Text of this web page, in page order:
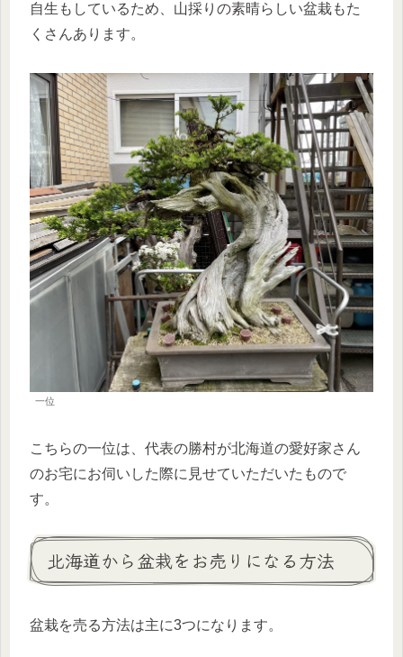
自生もしているため、山採りの素晴らしい盆栽もた
くさんあります。
一位
こちらの一位は、代表の勝村が北海道の愛好家さん
のお宅にお伺いした際に見せていただいたもので
す。
北海道から盆栽をお売りになる方法
盆栽を売る方法は主に3つになります。